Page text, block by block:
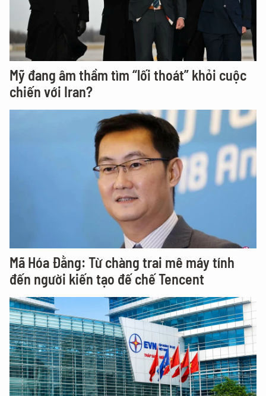
Mỹ đang âm thầm tìm “lối thoát” khỏi cuộc
chiến với Iran?
Mã Hóa Đằng: Từ chàng trai mê máy tính
đến người kiến tạo đế chế Tencent